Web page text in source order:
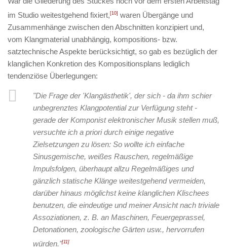
im Studio weitestgehend fixiert, [10] waren Übergänge und
Zusammenhänge zwischen den Abschnitten konzipiert und,
vom Klangmaterial unabhängig, kompositions- bzw.
satztechnische Aspekte berücksichtigt, so gab es bezüglich der
klanglichen Konkretion des Kompositionsplans lediglich
tendenziöse Überlegungen:
"Die Frage der 'Klangästhetik', der sich - da ihm schier
unbegrenztes Klangpotential zur Verfügung steht -
gerade der Komponist elektronischer Musik stellen muß,
versuchte ich a priori durch einige negative
Zielsetzungen zu lösen: So wollte ich einfache
Sinusgemische, weißes Rauschen, regelmäßige
Impulsfolgen, überhaupt allzu Regelmäßiges und
gänzlich statische Klänge weitestgehend vermeiden,
darüber hinaus möglichst keine klanglichen Klischees
benutzen, die eindeutige und meiner Ansicht nach triviale
Assoziationen, z. B. an Maschinen, Feuergeprassel,
Detonationen, zoologische Gärten usw., hervorrufen
würden."[11]